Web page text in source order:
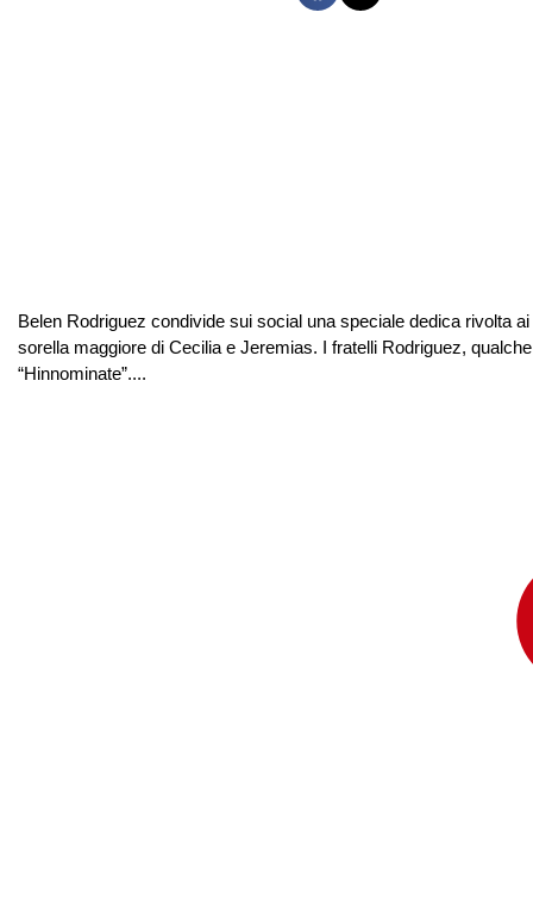
Belen Rodriguez condivide sui social una speciale dedica rivolta
sorella maggiore di Cecilia e Jeremias. I fratelli Rodriguez,
“Hinnominate”....